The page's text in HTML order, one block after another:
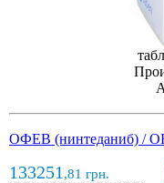
ОФЕВ (нинтеданиб) /
133251 ,81 грн.